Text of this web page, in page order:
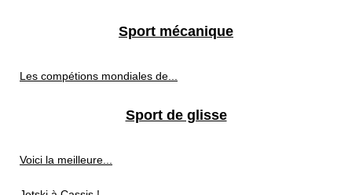
Sport mécanique
Les compétions mondiales de...
Sport de glisse
Voici la meilleure...